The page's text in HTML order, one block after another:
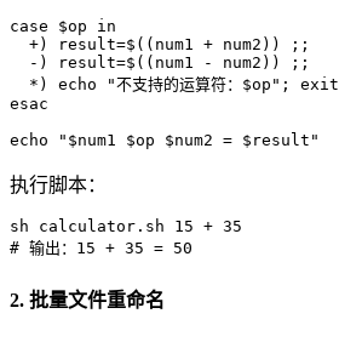
case
$op
in
  +) result=$((num1 + num2)) ;;
  -) result=$((num1 - num2)) ;;
  *)
echo "不支持的运算符： $op " ; exit
esac
echo
" $num1 $op $num2 = $result "
执行脚本：
# 输出：15 + 35 = 50
2. 批量文件重命名